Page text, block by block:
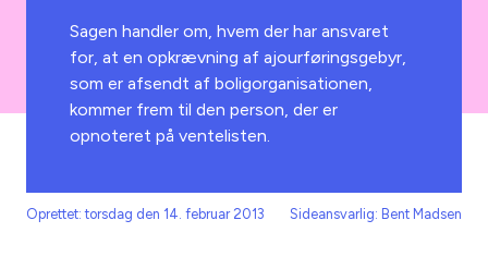
Sagen handler om, hvem der har ansvaret
for, at en opkrævning af ajourføringsgebyr,
som er afsendt af boligorganisationen,
kommer frem til den person, der er
opnoteret på ventelisten.
Oprettet: torsdag den 14. februar 2013 Sideansvarlig: Bent Madsen